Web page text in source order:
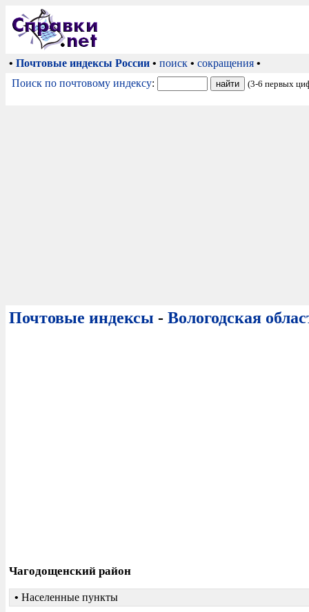
• Почтовые индексы России • поиск • сокращения •
Поиск по почтовому индексу: (3-6 первых
Почтовые индексы - Вологодская
Чагодощенский район
• Населенные пункты